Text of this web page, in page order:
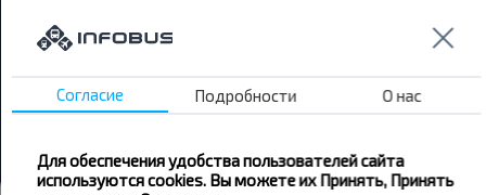
Чечерск → Сугвозды
Витебск → Сугвозды
Согласие Подробности О нас
Для обеспечения удобства пользователей сайта
используются cookies. Вы можете их Принять, Принять